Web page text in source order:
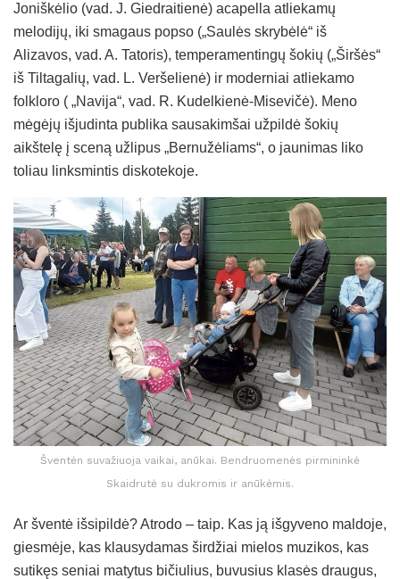
Joniškėlio (vad. J. Giedraitienė) acapella atliekamų
melodijų, iki smagaus popso („Saulės skrybėlė“ iš
Alizavos, vad. A. Tatoris), temperamentingų šokių („Širšės“
iš Tiltagalių, vad. L. Veršelienė) ir moderniai atliekamo
folkloro ( „Navija“, vad. R. Kudelkienė-Misevičė). Meno
mėgėjų išjudinta publika sausakimšai užpildė šokių
aikštelę į sceną užlipus „Bernužėliams“, o jaunimas liko
toliau linksmintis diskotekoje.
Šventėn suvažiuoja vaikai, anūkai. Bendruomenės pirmininkė
Skaidrutė su dukromis ir anūkėmis.
Ar šventė išsipildė? Atrodo – taip. Kas ją išgyveno maldoje,
giesmėje, kas klausydamas širdžiai mielos muzikos, kas
sutikęs seniai matytus bičiulius, buvusius klasės draugus,